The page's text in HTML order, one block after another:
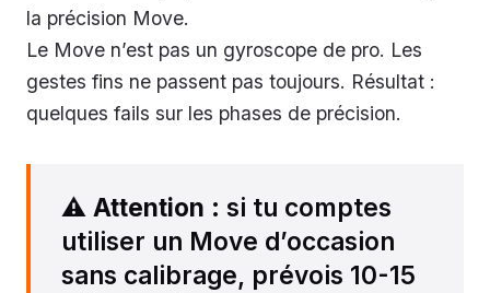
la précision Move.
Le Move n’est pas un gyroscope de pro. Les
gestes fins ne passent pas toujours. Résultat :
quelques fails sur les phases de précision.
⚠️ Attention : si tu comptes
utiliser un Move d’occasion
sans calibrage, prévois 10-15